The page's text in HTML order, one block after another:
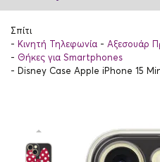
Σπίτι
Κινητή Τηλεφωνία
Αξεσουάρ
Θήκες για Smartphones
Disney Case Apple iPhone 15